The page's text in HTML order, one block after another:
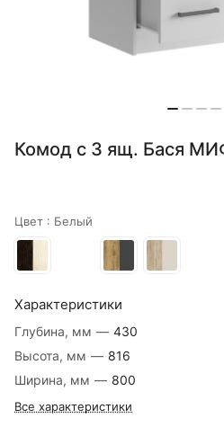
Комод с 3 ящ. Бася
Цвет : Белый
Характеристики
Глубина, мм — 430
Высота, мм — 816
Ширина, мм — 800
Все характеристики